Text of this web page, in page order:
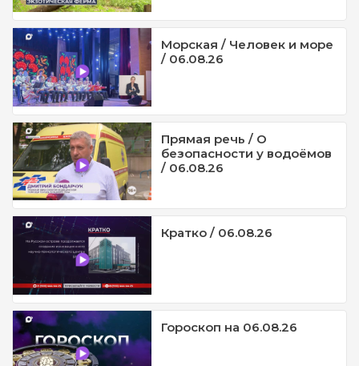
Морская / Человек и море
/ 06.08.26
Прямая речь / О
безопасности у водоёмов
/ 06.08.26
Кратко / 06.08.26
Гороскоп на 06.08.26